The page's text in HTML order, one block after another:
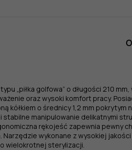
„piłka golfowa” o długości 210
oraz wysoki komfort pracy.
kółkiem o średnicy 1,2 mm pokrytym
manipulowanie delikatnymi
rękojeść zapewnia pewny
wykonane z wysokiej jakości
wielokrotnej sterylizacji.